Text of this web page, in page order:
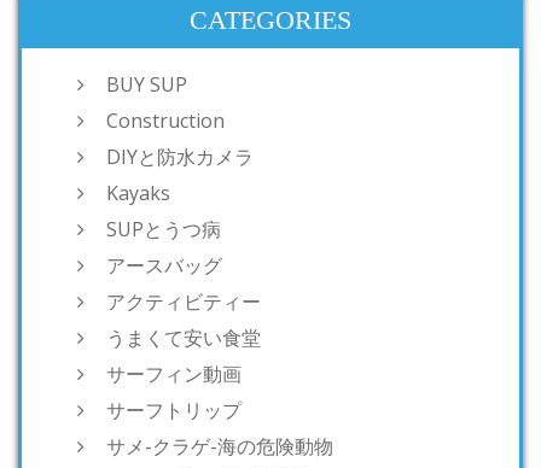
CATEGORIES
BUY SUP
Construction
DIYと防水カメラ
Kayaks
SUPとうつ病
アースバッグ
アクティビティー
うまくて安い食堂
サーフィン動画
サーフトリップ
サメ-クラゲ-海の危険動物